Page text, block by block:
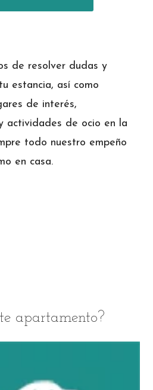
de resolver dudas y
estancia, así como
de interés,
actividades de ocio en la
todo nuestro empeño
en casa.
apartamento?